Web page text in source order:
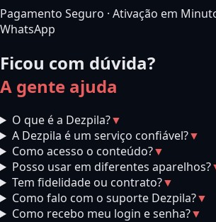
Pagamento Seguro · Ativação em
WhatsApp
Ficou com dúvida?
A gente ajuda
O que é a Dezpila?▼
A Dezpila é um serviço confiável?▼
Como acesso o conteúdo?▼
Posso usar em diferentes aparelhos?
Tem fidelidade ou contrato?▼
Como falo com o suporte Dezpila?▼
Como recebo meu login e senha?▼